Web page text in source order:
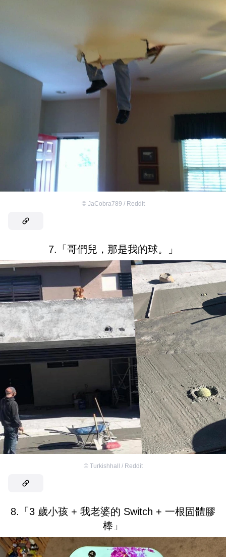
© JaCobra789 / Reddit
7.「哥們兒，那是我的球。」
© Turkishhall / Reddit
8.「3 歲小孩 + 我老婆的 Switch + 一根固體膠
棒」